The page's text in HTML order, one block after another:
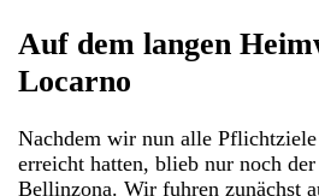
Auf dem langen
Locarno
Nachdem wir nun alle
erreicht hatten, blieb nur noch
Bellinzona. Wir fuhren zunächst